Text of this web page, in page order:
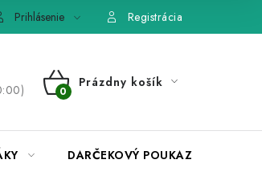
Pravidlá súťaží na Facebooku
Prihlásenie Registrácia
NÁKUPNÝ
Prázdny košík
DARČEKOVÝ POUKAZ